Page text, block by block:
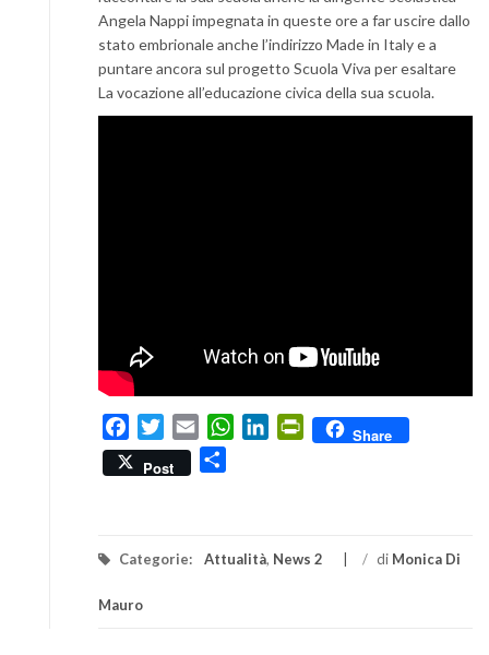
Angela Nappi impegnata in queste ore a far uscire dallo
stato embrionale anche l’indirizzo Made in Italy e a
puntare ancora sul progetto Scuola Viva per esaltare
La vocazione all’educazione civica della sua scuola.
FacebookTwitterEmail WhatsApp
LinkedInPrintFriendly
Share
Post
Categorie: Attualità, News 2 / di Monica Di
Mauro